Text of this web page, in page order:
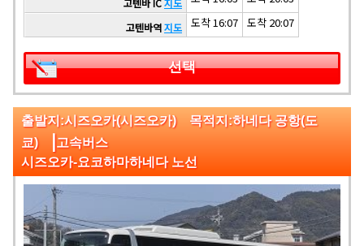
고텐바역지도 도착 16:07 도착 20:07
선택
출발지:시즈오카(시즈오카) 목적지:하네다 공항(도
쿄) |고속버스
시즈오카-요코하마하네다 노선